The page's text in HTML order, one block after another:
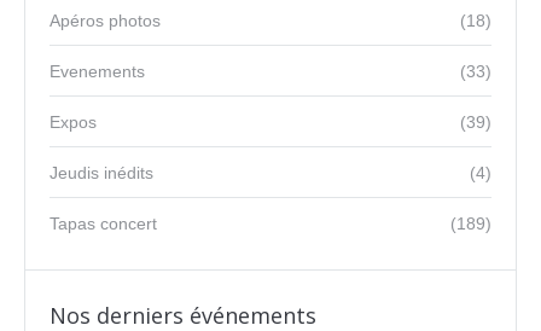
(18)
Apéros photos
(33)
Evenements
(39)
Expos
(4)
Jeudis inédits
(189)
Tapas concert
Nos derniers événements